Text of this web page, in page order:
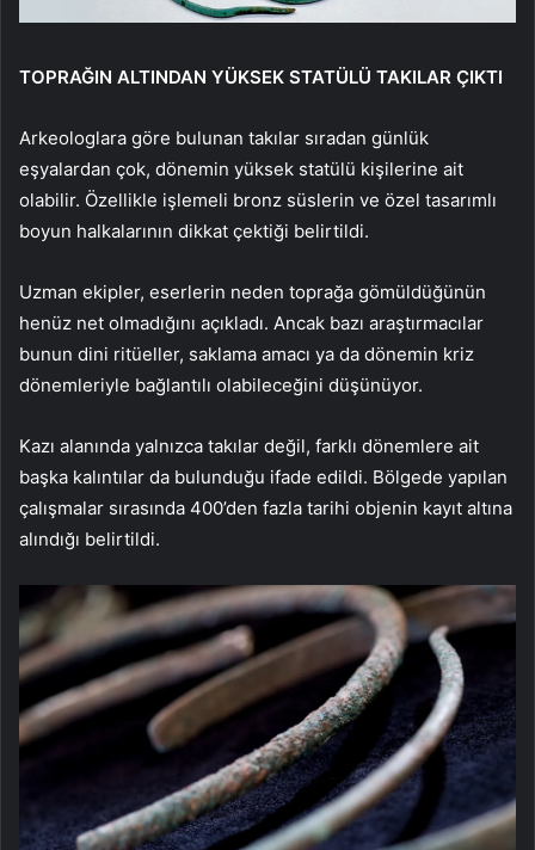
TOPRAĞIN ALTINDAN YÜKSEK STATÜLÜ TAKILAR ÇIKTI
Arkeologlara göre bulunan takılar sıradan günlük
eşyalardan çok, dönemin yüksek statülü kişilerine ait
olabilir. Özellikle işlemeli bronz süslerin ve özel tasarımlı
boyun halkalarının dikkat çektiği belirtildi.
Uzman ekipler, eserlerin neden toprağa gömüldüğünün
henüz net olmadığını açıkladı. Ancak bazı araştırmacılar
bunun dini ritüeller, saklama amacı ya da dönemin kriz
dönemleriyle bağlantılı olabileceğini düşünüyor.
Kazı alanında yalnızca takılar değil, farklı dönemlere ait
başka kalıntılar da bulunduğu ifade edildi. Bölgede yapılan
çalışmalar sırasında 400’den fazla tarihi objenin kayıt altına
alındığı belirtildi.